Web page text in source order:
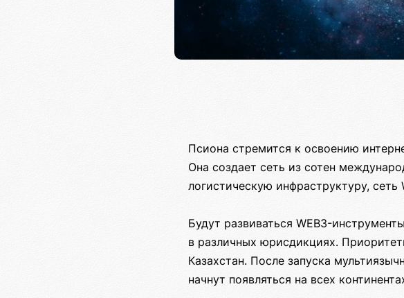
Псиона стремится к освоению
Она создает сеть из сотен
логистическую инфраструктуру, сеть
Будут развиваться WEB3-
в различных юрисдикциях.
Казахстан. После запуска
начнут появляться на всех